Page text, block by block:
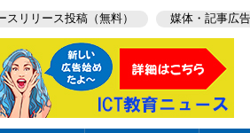
スリリース投稿（無料） 媒体・記事広